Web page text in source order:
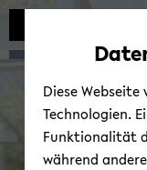
Diese
Technologien.
Funktionalität
während